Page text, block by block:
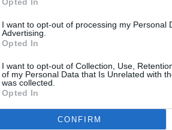
I want to opt-out of processing my Personal
Advertising.
Opted In
I want to opt-out of Collection, Use,
of my Personal Data that Is Unrelated with
was collected.
Opted In
CONFIRM